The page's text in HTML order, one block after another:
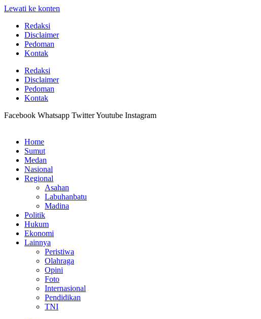
Lewati ke konten
Redaksi
Disclaimer
Pedoman
Kontak
Redaksi
Disclaimer
Pedoman
Kontak
Facebook Whatsapp TwitterYoutube Instagram
Home
Sumut
Medan
Nasional
Regional
Asahan
Labuhanbatu
Madina
Politik
Hukum
Ekonomi
Lainnya
Peristiwa
Olahraga
Opini
Foto
Internasional
Pendidikan
TNI